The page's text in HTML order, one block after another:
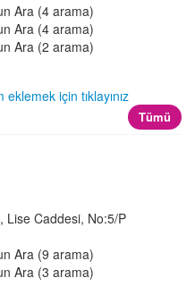
Ara (4 arama)
Ara (4 arama)
Ara (2 arama)
eklemek için tıklayınız
Tümü
, Lise Caddesi, No:5/P
Ara (9 arama)
Ara (3 arama)